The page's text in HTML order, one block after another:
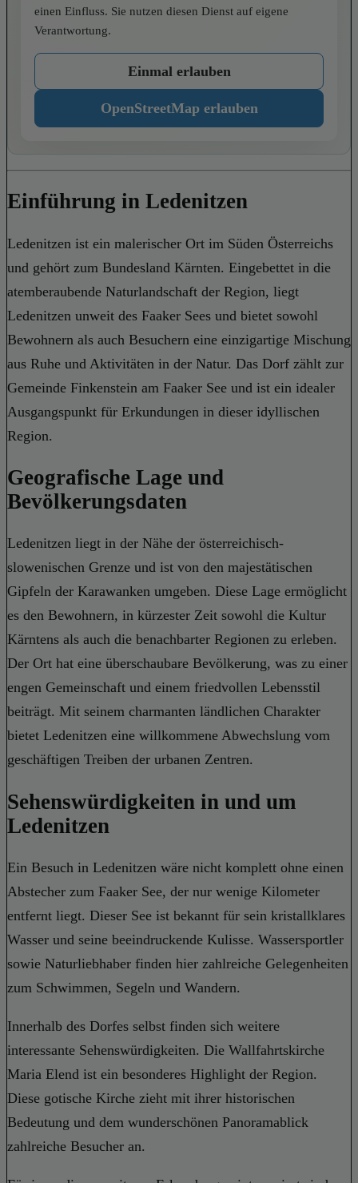
einen Einfluss. Sie nutzen diesen Dienst auf eigene
Verantwortung.
Einmal erlauben
OpenStreetMap erlauben
Einführung in Ledenitzen
Ledenitzen ist ein malerischer Ort im Süden Österreichs
und gehört zum Bundesland Kärnten. Eingebettet in die
atemberaubende Naturlandschaft der Region, liegt
Ledenitzen unweit des Faaker Sees und bietet sowohl
Bewohnern als auch Besuchern eine einzigartige Mischung
aus Ruhe und Aktivitäten in der Natur. Das Dorf zählt zur
Gemeinde Finkenstein am Faaker See und ist ein idealer
Ausgangspunkt für Erkundungen in dieser idyllischen
Region.
Geografische Lage und
Bevölkerungsdaten
Ledenitzen liegt in der Nähe der österreichisch-
slowenischen Grenze und ist von den majestätischen
Gipfeln der Karawanken umgeben. Diese Lage ermöglicht
es den Bewohnern, in kürzester Zeit sowohl die Kultur
Kärntens als auch die benachbarter Regionen zu erleben.
Der Ort hat eine überschaubare Bevölkerung, was zu einer
engen Gemeinschaft und einem friedvollen Lebensstil
beiträgt. Mit seinem charmanten ländlichen Charakter
bietet Ledenitzen eine willkommene Abwechslung vom
geschäftigen Treiben der urbanen Zentren.
Sehenswürdigkeiten in und um
Ledenitzen
Ein Besuch in Ledenitzen wäre nicht komplett ohne einen
Abstecher zum Faaker See, der nur wenige Kilometer
entfernt liegt. Dieser See ist bekannt für sein kristallklares
Wasser und seine beeindruckende Kulisse. Wassersportler
sowie Naturliebhaber finden hier zahlreiche Gelegenheiten
zum Schwimmen, Segeln und Wandern.
Innerhalb des Dorfes selbst finden sich weitere
interessante Sehenswürdigkeiten. Die Wallfahrtskirche
Maria Elend ist ein besonderes Highlight der Region.
Diese gotische Kirche zieht mit ihrer historischen
Bedeutung und dem wunderschönen Panoramablick
zahlreiche Besucher an.